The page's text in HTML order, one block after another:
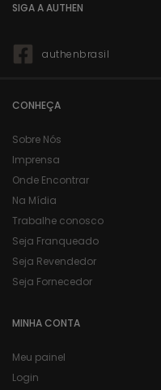
SIGA A AUTHEN
authenbrasil
CONHEÇA
Sobre Nós
Imprensa
Onde Encontrar
Na Mídia
Trabalhe conosco
Seja Franqueado
Seja Revendedor
Seja Fornecedor
MINHA CONTA
Meu painel
Login